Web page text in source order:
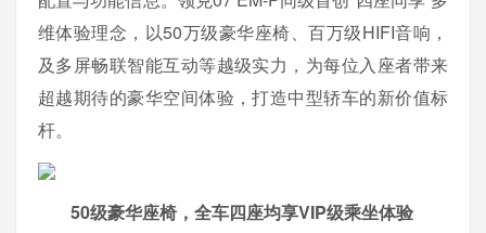
维体验理念，以50万级豪华座椅、百万级HIFI音响，
及多屏畅联智能互动等越级实力，为每位入座者带来
超越期待的豪华空间体验，打造中型轿车的新价值标
杆。
50级豪华座椅，全车四座均享VIP级乘坐体验